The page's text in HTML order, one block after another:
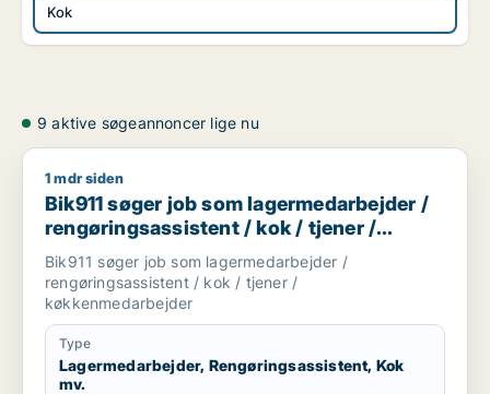
Kok
9 aktive søgeannoncer lige nu
Bik911 søger job som lagermedarbejder /
1 mdr siden
Bik911 søger job som lagermedarbejder /
rengøringsassistent / kok / tjener /
køkkenmedarbejder
Bik911 søger job som lagermedarbejder /
rengøringsassistent / kok / tjener /
køkkenmedarbejder
Type
Lagermedarbejder, Rengøringsassistent, Kok
mv.